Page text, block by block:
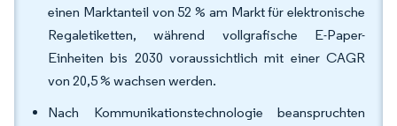
einen Marktanteil von 52 % am Markt für elektronische
Regaletiketten, während vollgrafische E-Paper-
Einheiten bis 2030 voraussichtlich mit einer CAGR
von 20,5 % wachsen werden.
Nach Kommunikationstechnologie beanspruchten